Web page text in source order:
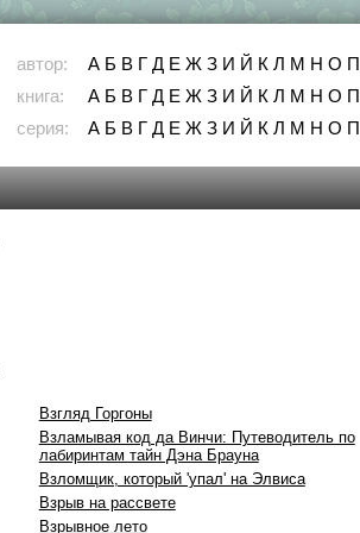
автор: А Б В Г Д Е Ж З И Й К Л М Н О П
книга:
А Б В Г Д Е Ж З И Й К Л М Н О П
серия:
А Б В Г Д Е Ж З И Й К Л М Н О П
Взгляд Горгоны
Взламывая код да Винчи: Путеводитель по
лабиринтам тайн Дэна Брауна
Взломщик, который 'упал' на Элвиса
Взрыв на рассвете
Взрывное лето